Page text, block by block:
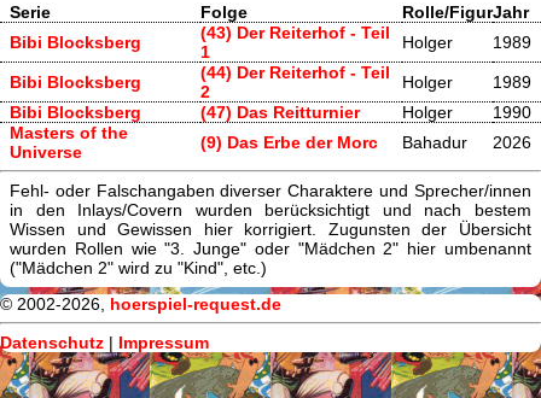
Serie Folge Rolle/FigurJahr
Bibi Blocksberg
(43) Der Reiterhof - Teil
1
Holger 1989
Bibi Blocksberg
(44) Der Reiterhof - Teil
2
Holger
1989
Bibi Blocksberg
(47) Das Reitturnier Holger
1990
Masters of the
Universe
(9) Das Erbe der Morc Bahadur 2026
Fehl- oder Falschangaben diverser Charaktere und Sprecher/innen
in den Inlays/Covern wurden berücksichtigt und nach bestem
Wissen und Gewissen hier korrigiert. Zugunsten der Übersicht
wurden Rollen wie "3. Junge" oder "Mädchen 2" hier umbenannt
("Mädchen 2" wird zu "Kind", etc.)
© 2002-2026, hoerspiel-request.de
Datenschutz | Impressum